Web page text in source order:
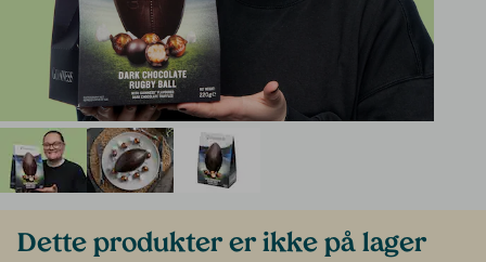
Dette produkter er ikke på lager